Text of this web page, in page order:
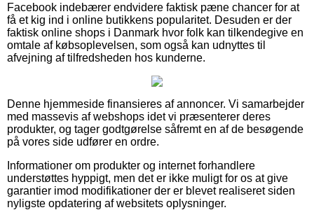
Facebook indebærer endvidere faktisk pæne chancer for at
få et kig ind i online butikkens popularitet. Desuden er der
faktisk online shops i Danmark hvor folk kan tilkendegive en
omtale af købsoplevelsen, som også kan udnyttes til
afvejning af tilfredsheden hos kunderne.
Denne hjemmeside finansieres af annoncer. Vi samarbejder
med massevis af webshops idet vi præsenterer deres
produkter, og tager godtgørelse såfremt en af de besøgende
på vores side udfører en ordre.
Informationer om produkter og internet forhandlere
understøttes hyppigt, men det er ikke muligt for os at give
garantier imod modifikationer der er blevet realiseret siden
nyligste opdatering af websitets oplysninger.